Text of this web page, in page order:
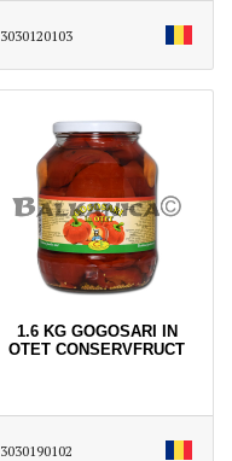
3030120103
1.6 KG GOGOSARI IN
OTET CONSERVFRUCT
3030190102